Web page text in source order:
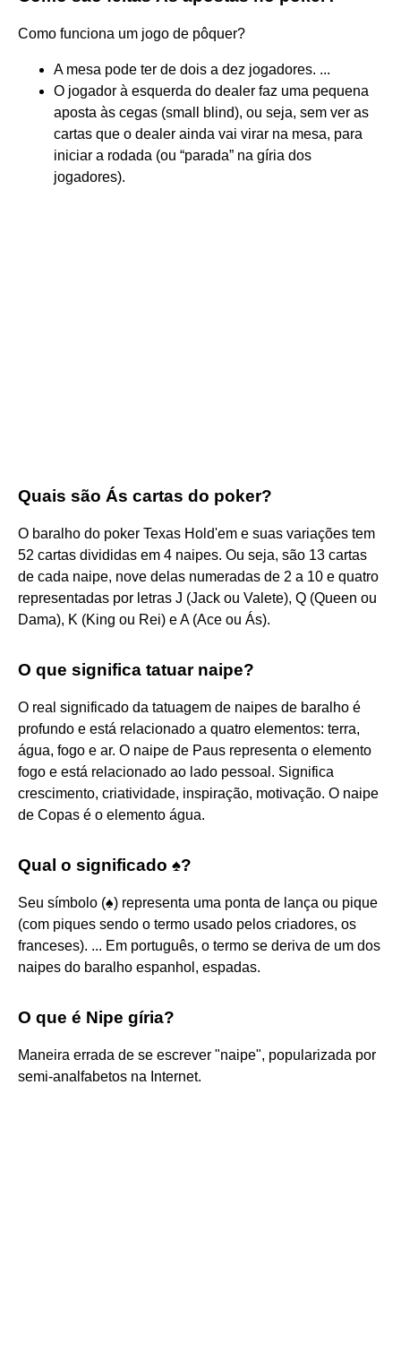
Como funciona um jogo de pôquer?
A mesa pode ter de dois a dez jogadores. ...
O jogador à esquerda do dealer faz uma pequena
aposta às cegas (small blind), ou seja, sem ver as
cartas que o dealer ainda vai virar na mesa, para
iniciar a rodada (ou “parada” na gíria dos
jogadores).
Quais são Ás cartas do poker?
O baralho do poker Texas Hold'em e suas variações tem
52 cartas divididas em 4 naipes. Ou seja, são 13 cartas
de cada naipe, nove delas numeradas de 2 a 10 e quatro
representadas por letras J (Jack ou Valete), Q (Queen ou
Dama), K (King ou Rei) e A (Ace ou Ás).
O que significa tatuar naipe?
O real significado da tatuagem de naipes de baralho é
profundo e está relacionado a quatro elementos: terra,
água, fogo e ar. O naipe de Paus representa o elemento
fogo e está relacionado ao lado pessoal. Significa
crescimento, criatividade, inspiração, motivação. O naipe
de Copas é o elemento água.
Qual o significado ♠?
Seu símbolo (♠) representa uma ponta de lança ou pique
(com piques sendo o termo usado pelos criadores, os
franceses). ... Em português, o termo se deriva de um dos
naipes do baralho espanhol, espadas.
O que é Nipe gíria?
Maneira errada de se escrever "naipe", popularizada por
semi-analfabetos na Internet.